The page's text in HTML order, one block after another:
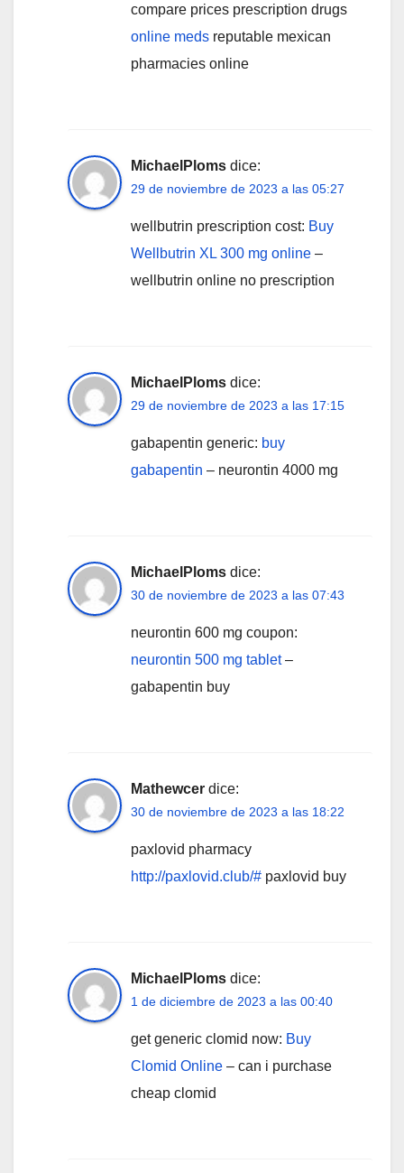
compare prices prescription drugs
online meds reputable mexican
pharmacies online
MichaelPloms dice:
29 de noviembre de 2023 a las 05:27
wellbutrin prescription cost: Buy
Wellbutrin XL 300 mg online –
wellbutrin online no prescription
MichaelPloms dice:
29 de noviembre de 2023 a las 17:15
gabapentin generic: buy
gabapentin – neurontin 4000 mg
MichaelPloms dice:
30 de noviembre de 2023 a las 07:43
neurontin 600 mg coupon:
neurontin 500 mg tablet–
gabapentin buy
Mathewcer dice:
30 de noviembre de 2023 a las 18:22
paxlovid pharmacy
http://paxlovid.club/# paxlovid buy
MichaelPloms dice:
1 de diciembre de 2023 a las 00:40
get generic clomid now: Buy
Clomid Online – can i purchase
cheap clomid